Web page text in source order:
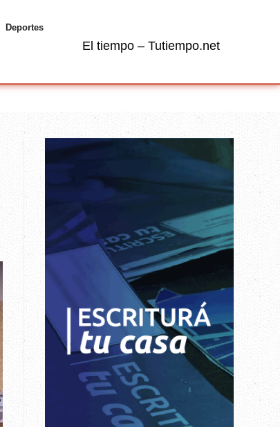
Deportes
El tiempo – Tutiempo.net